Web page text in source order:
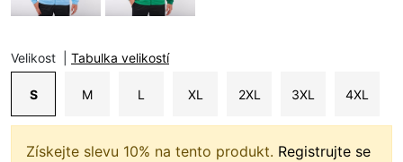
Velikost Tabulka velikostí
S M L XL 2XL 3XL 4XL
Získejte slevu 10% na tento produkt. Registrujte se